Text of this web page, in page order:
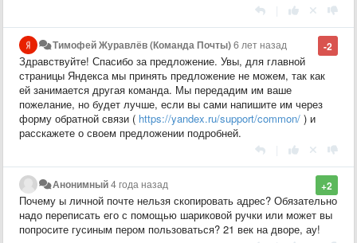
-2
Тимофей Журавлёв (Команда Почты)6 лет назад
Здравствуйте! Спасибо за предложение. Увы, для главной
страницы Яндекса мы принять предложение не можем, так как
ей занимается другая команда. Мы передадим им ваше
пожелание, но будет лучше, если вы сами напишите им через
форму обратной связи ( https://yandex.ru/support/common/ ) и
расскажете о своем предложении подробней.
+2
Анонимный4 года назад
Почему ы личной почте нельзя скопировать адрес? Обязательно
надо переписать его с помощью шариковой ручки или может вы
попросите гусиным пером пользоваться? 21 век на дворе, ау!